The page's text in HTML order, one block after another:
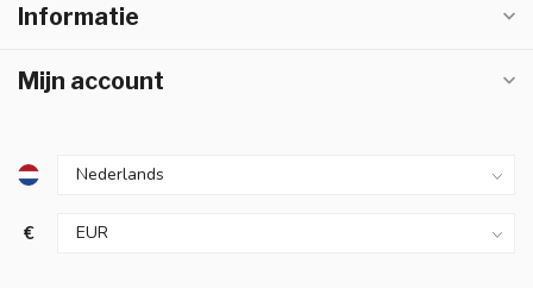
Informatie
Mijn account
€